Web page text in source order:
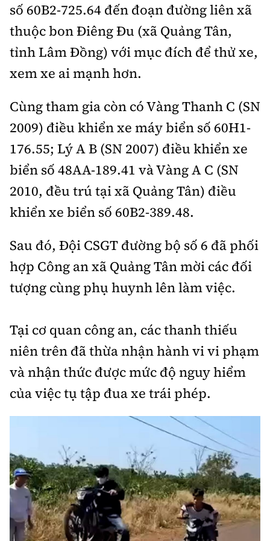
số 60B2-725.64 đến đoạn đường liên xã
thuộc bon Điêng Đu (xã Quảng Tân,
tỉnh Lâm Đồng) với mục đích để thử xe,
xem xe ai mạnh hơn.
Cùng tham gia còn có Vàng Thanh C (SN
2009) điều khiển xe máy biển số 60H1-
176.55; Lý A B (SN 2007) điều khiển xe
biển số 48AA-189.41 và Vàng A C (SN
2010, đều trú tại xã Quảng Tân) điều
khiển xe biển số 60B2-389.48.
Sau đó, Đội CSGT đường bộ số 6 đã phối
hợp Công an xã Quảng Tân mời các đối
tượng cùng phụ huynh lên làm việc.
Tại cơ quan công an, các thanh thiếu
niên trên đã thừa nhận hành vi vi phạm
và nhận thức được mức độ nguy hiểm
của việc tụ tập đua xe trái phép.